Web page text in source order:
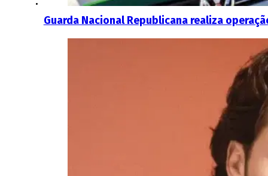
Guarda Nacional Republicana realiza